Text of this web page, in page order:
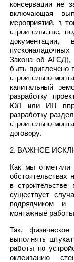
консервации не
включающая
мероприятий, в
строительстве,
документации,
Закона об АГСД),
быть привлечено
строительно-
капитальный
разработку
ЮЛ или ИП
разработку
строительно-
договору.
2. ВАЖНОЕ
Как мы отметили
обстоятельствах
в
существует
подрядчиком и
монтажные
Так,
выполнять
работы по
оклеиванию